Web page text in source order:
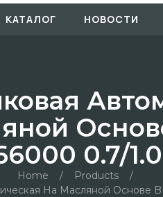
КАТАЛОГ HОBOCTИ
0.7/
Home / Products
/
На Масляной Основе